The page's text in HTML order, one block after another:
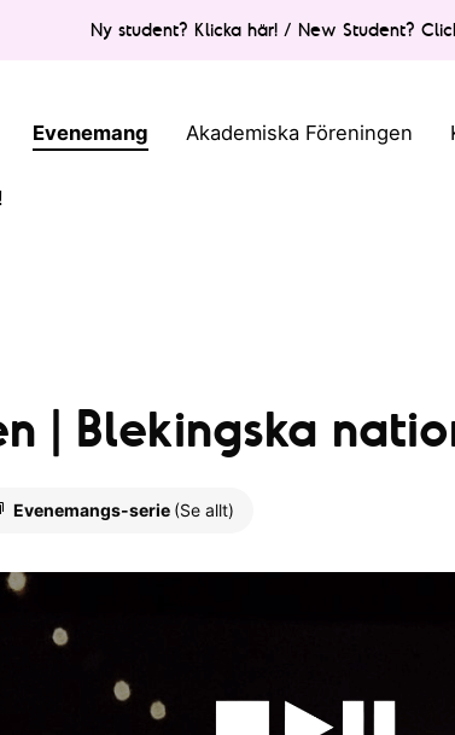
Ny student? Klicka här! / New Student?
Evenemang Akademiska Föreningen
| Blekingska
Evenemangs-serie (Se allt)